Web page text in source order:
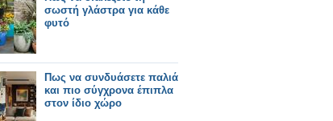
σωστή γλάστρα για κάθε
φυτό
Πως να συνδυάσετε παλιά
και πιο σύγχρονα έπιπλα
στον ίδιο χώρο